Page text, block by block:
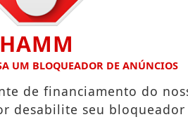
MUNICÍPIO RECEITA FEDERAL
HAMM
UM BLOQUEADOR DE ANÚNCIOS
de financiamento do
desabilite seu bloqueador